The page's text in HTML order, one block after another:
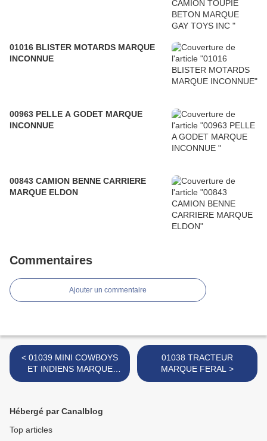
01016 BLISTER MOTARDS MARQUE
INCONNUE
00963 PELLE A GODET MARQUE
INCONNUE
00843 CAMION BENNE CARRIERE
MARQUE ELDON
Commentaires
Ajouter un commentaire
< 01039 MINI COWBOYS
ET INDIENS MARQUE
INCONNUE
01038 TRACTEUR
MARQUE FERAL >
Hébergé par Canalblog
Top articles